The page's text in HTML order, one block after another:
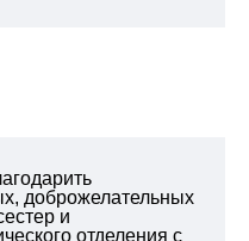
доброжелательных
и
отделения с